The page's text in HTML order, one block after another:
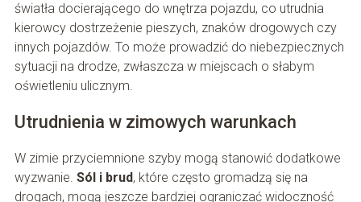
światła docierającego do wnętrza pojazdu, co utrudnia
kierowcy dostrzeżenie pieszych, znaków drogowych czy
innych pojazdów. To może prowadzić do niebezpiecznych
sytuacji na drodze, zwłaszcza w miejscach o słabym
oświetleniu ulicznym.
Utrudnienia w zimowych warunkach
W zimie przyciemnione szyby mogą stanowić dodatkowe
wyzwanie. Sól i brud, które często gromadzą się na
drogach, mogą jeszcze bardziej ograniczać widoczność